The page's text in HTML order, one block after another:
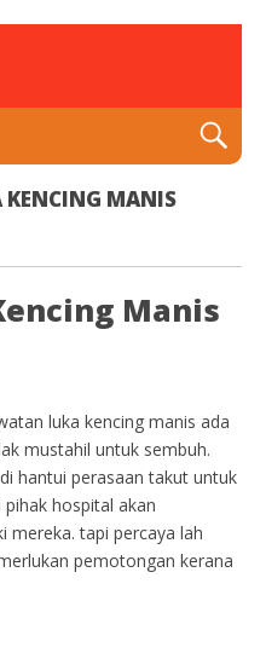
MANIS
Manis
luka kencing manis ada
mustahil untuk sembuh.
hantui perasaan takut untuk
hospital akan
tapi percaya lah
pemotongan kerana